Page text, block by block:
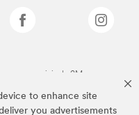
to enhance site
you advertisements
comerciais da 3M.